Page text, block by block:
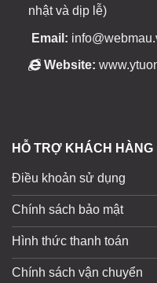
nhật và dịp lễ)
Email:
Website:
HỖ TRỢ KHÁCH HÀNG
Điều khoản sử dụng
Chính sách bảo mật
Hình thức thanh toán
Chính sách vận chuyển